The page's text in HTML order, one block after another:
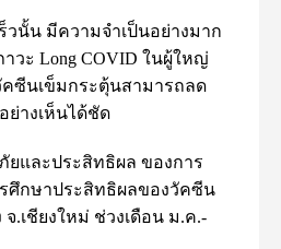
นั้น มีความจำเป็นอย่างมาก
วะ Long COVID ในผู้ใหญ่
คซีนเข็มกระตุ้นสามารถลด
ย่างเห็นได้ชัด
ยและประสิทธิผล ของการ
ศึกษาประสิทธิผลของวัคซีน
.เชียงใหม่ ช่วงเดือน ม.ค.-